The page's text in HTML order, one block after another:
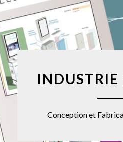
INDUSTRIE
Conception et